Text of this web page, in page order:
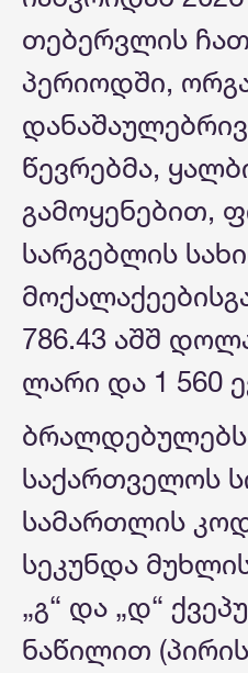
თებერვლის
პერიოდში,
წევრებმა,
გამოყენებით,
სარგებლის
786.43 აშშ
ლარი და 1 560
საქართველოს
სამართლის
სეკუნდა
„გ“ და „დ“
ნაწილით